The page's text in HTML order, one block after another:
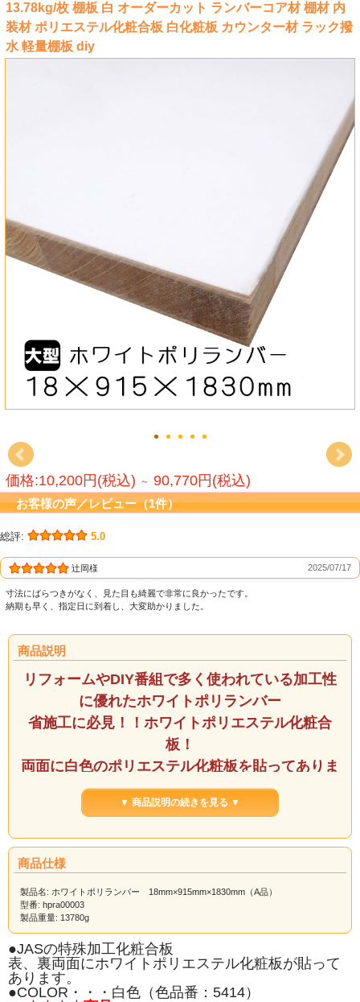
13.78kg/枚 棚板 白 オーダーカット ランバーコア材 棚材 内
装材 ポリエステル化粧合板 白化粧板 カウンター材 ラック撥
水 軽量棚板 diy
価格:10,200円(税込) ～ 90,770円(税込)
お客様の声／レビュー（1件）
総評: 5.0
辻岡様 2025/07/17
寸法にばらつきがなく、見た目も綺麗で非常に良かったです。
納期も早く、指定日に到着し、大変助かりました。
商品説明
リフォームやDIY番組で多く使われている加工性
に優れたホワイトポリランバー
省施工に必見！！ホワイトポリエステル化粧合
板！
両面に白色のポリエステル化粧板を貼ってありま
す。
上品な白色はさまざまな状況にマッチ。しかも水
【ホワイトポリランバーの特長】
●表裏に白色のポリエステル化粧板を貼り芯材に植林木であるファルカタ集成材を
使用した軽くて、加工性の良い商品です。
●一般製材の使いごこち、また製材品に比べ狂い、ソリが少ないメリットがありま
す。
●テーブル天板、カウンター・食器棚などの水周り家具に最適で、工期の短縮が魅
力です。
(ただし、屋外での使用はお避け下さい）
▼ 商品説明の続きを見る ▼
商品仕様
製品名: ホワイトポリランバー 18mm×915mm×1830mm（A品）
型番: hpra00003
製品重量: 13780g
●JASの特殊加工化粧合板
表、裏両面にホワイトポリエステル化粧板が貼って
あります。
●COLOR・・・白色（色品番：5414）